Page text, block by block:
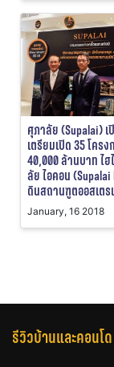
ศุภาลัย (Supalai)
เตรียมเปิด 35 โคร
40,000 ล้านบาท ไ
ลัย ไอคอน
ดินสถานฑูตออสเตร
January, 16 2018
รีวิวบ้านและคอนโด